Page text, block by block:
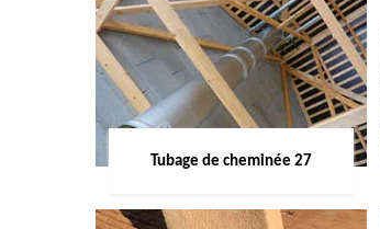
Tubage de cheminée 27